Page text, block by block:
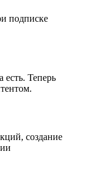
подписке
Теперь
создание